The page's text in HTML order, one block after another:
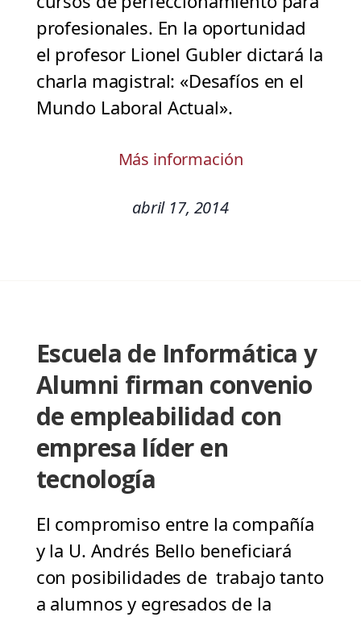
profesionales. En la oportunidad
el profesor Lionel Gubler dictará la
charla magistral: «Desafíos en el
Mundo Laboral Actual».
Más información
abril 17, 2014
Escuela de Informática y
Alumni firman convenio
de empleabilidad con
empresa líder en
tecnología
El compromiso entre la compañía
y la U. Andrés Bello beneficiará
con posibilidades de trabajo tanto
a alumnos y egresados de la